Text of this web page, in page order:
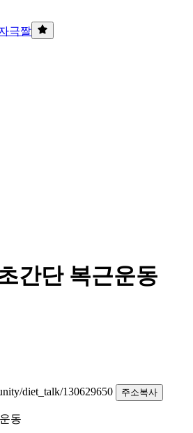
극짤
간단 복근운동
diet_talk/130629650
주소복사
동